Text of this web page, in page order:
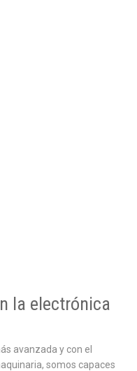
la electrónica
avanzada y con el
somos capaces